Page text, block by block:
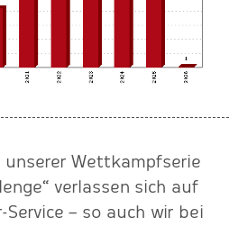
unserer Wettkampfserie
verlassen sich auf
Service – so auch wir bei